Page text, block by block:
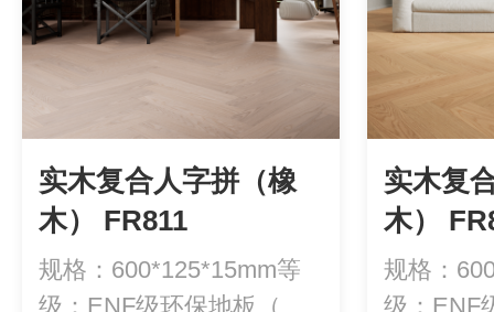
实木复合人字拼（橡
木） FR811
规格：600*125*15mm等
级：ENF级环保地板（甲
实木复
木）
规格：
级：ENF